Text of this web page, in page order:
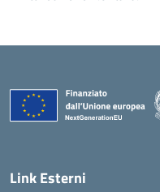
Link Esterni